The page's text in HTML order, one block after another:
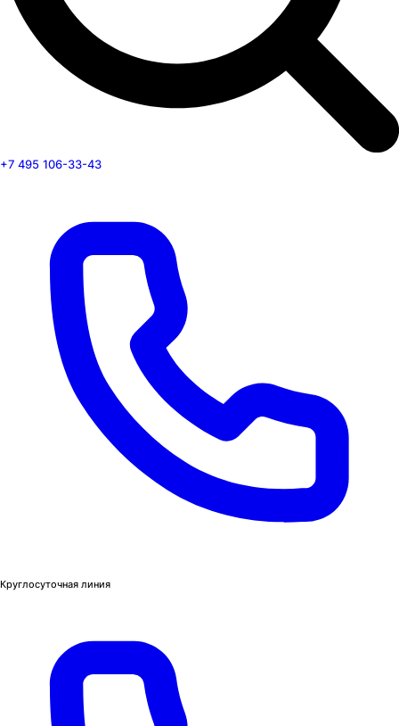
+7 495 106-33-43
Круглосуточная линия